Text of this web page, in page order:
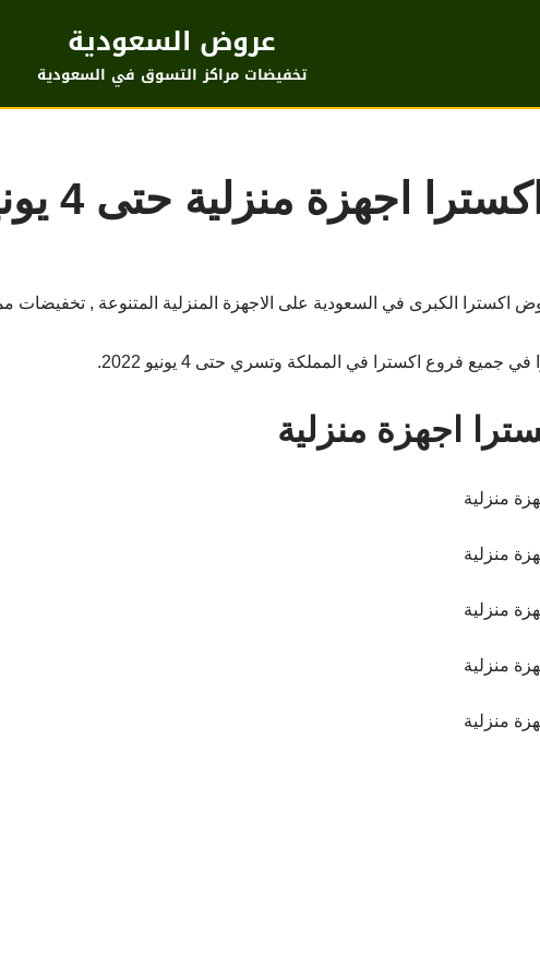
عروض السعودية
تخفيضات مراكز التسوق في السعودية
اجهزة منزلية حتى 4 يونيو
الكبرى في السعودية على الاجهزة المنزلية المتنوعة , تخفيضات
فروع اكسترا في المملكة وتسري حتى 4 يونيو 2022.
اجهزة منزلية